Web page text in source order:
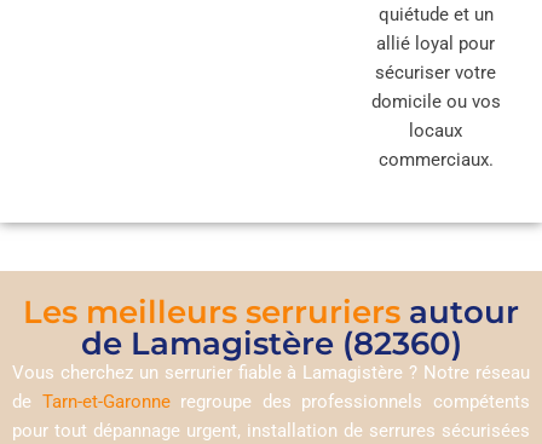
quiétude et un
allié loyal pour
sécuriser votre
domicile ou vos
locaux
commerciaux.
Les meilleurs serruriers autour
de Lamagistère (82360)
Vous cherchez un serrurier fiable à Lamagistère ? Notre réseau
de Tarn-et-Garonneregroupe des professionnels compétents
pour tout dépannage urgent, installation de serrures sécurisées